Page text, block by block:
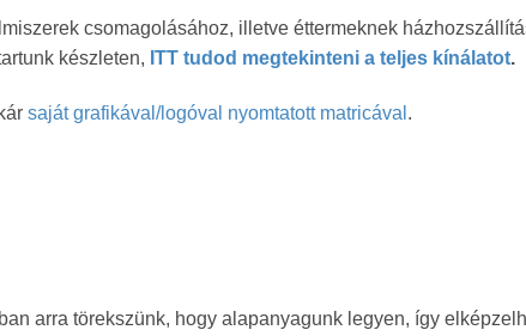
csomagolásához, illetve éttermeknek
készleten, ITT tudod megtekinteni a teljes kínálatot.
saját grafikával/logóval nyomtatott matricával .
arra törekszünk, hogy alapanyagunk legyen, így